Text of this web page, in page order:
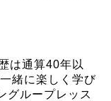
は通算40年以
緒に楽しく学び
グループレッス